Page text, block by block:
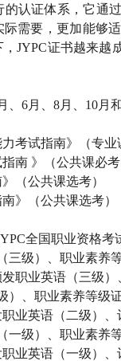
的认证体系，它通
需要，更加能够
，JYPC证书越来越
、 6月、 8月、 10月
考试指南》（专业
南 》（公共课必考
（公共课选考）
》（公共课选考）
全国职业资格考
三级）、职业素养
职业英语（三级）
）、职业素养等级
业英语（二级）、
一级）、职业素养
业英语（一级）、